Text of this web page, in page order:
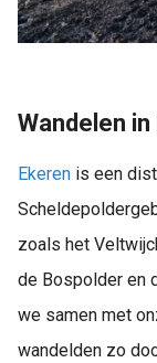
Wandelen in
Ekeren is een
zoals het
de Bospolder en
we samen met
wandelden zo